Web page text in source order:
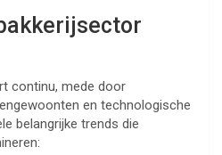
continu, mede door
en technologische
belangrijke trends die